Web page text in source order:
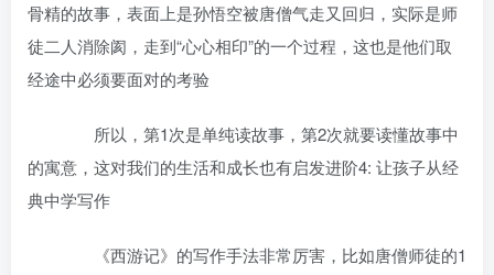
骨精的故事，表面上是孙悟空被唐僧气走又回归，实际是师
徒二人消除阂，走到“心心相印”的一个过程，这也是他们取
经途中必须要面对的考验
所以，第1次是单纯读故事，第2次就要读懂故事中
的寓意，这对我们的生活和成长也有启发进阶4: 让孩子从经
典中学写作
《西游记》的写作手法非常厉害，比如唐僧师徒的1